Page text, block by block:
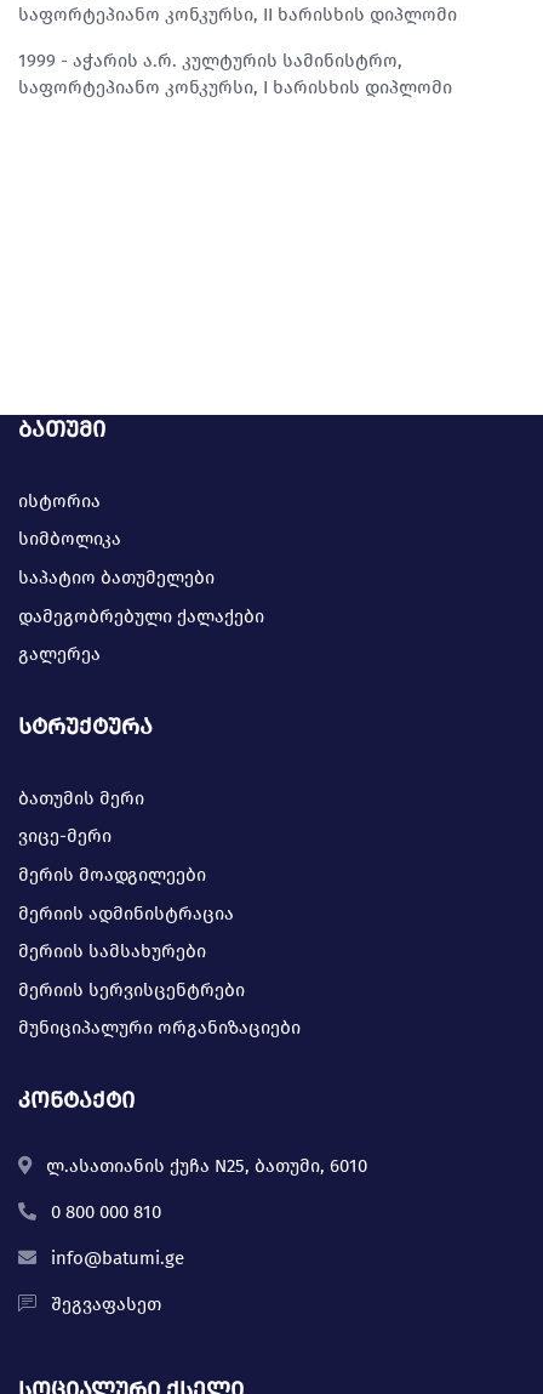
საფორტეპიანო კონკურსი, II ხარისხის დიპლომი
1999 - აჭარის ა.რ. კულტურის სამინისტრო,
საფორტეპიანო კონკურსი, I ხარისხის დიპლომი
ბათუმი
ისტორია
სიმბოლიკა
საპატიო ბათუმელები
დამეგობრებული ქალაქები
გალერეა
სტრუქტურა
ბათუმის მერი
ვიცე-მერი
მერის მოადგილეები
მერიის ადმინისტრაცია
მერიის სამსახურები
მერიის სერვისცენტრები
მუნიციპალური ორგანიზაციები
კონტაქტი
ლ.ასათიანის ქუჩა N25, ბათუმი, 6010
0 800 000 810
info@batumi.ge
შეგვაფასეთ